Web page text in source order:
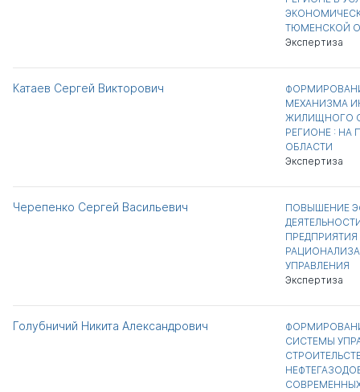
ТЮМЕНСКОЙ
Экспертиза
Катаев Сергей Викторович
МЕХАНИЗМА
ЖИЛИЩНОГО
РЕГИОНЕ : НА
ОБЛАСТИ
Экспертиза
Черепенко Сергей Васильевич
ПОВЫШЕНИЕ
УПРАВЛЕНИЯ
Экспертиза
Голубничий Никита Александрович
СИСТЕМЫ